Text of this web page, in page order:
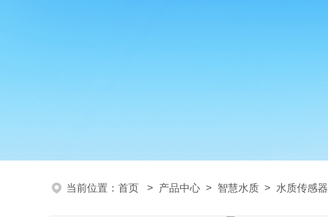
当前位置： 首页 > 产品中心 > 智慧水质 > 水质传感器